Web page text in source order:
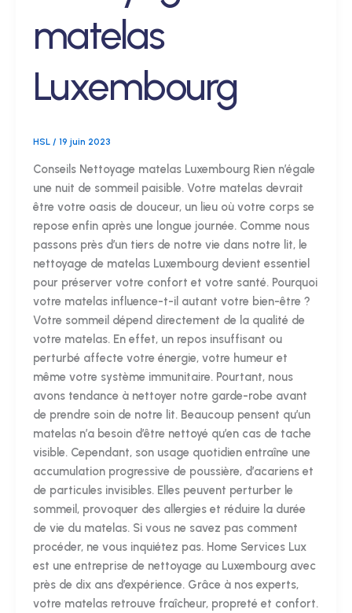
matelas
Luxembourg
HSL / 19 juin 2023
Conseils Nettoyage matelas Luxembourg Rien n’égale
une nuit de sommeil paisible. Votre matelas devrait
être votre oasis de douceur, un lieu où votre corps se
repose enfin après une longue journée. Comme nous
passons près d’un tiers de notre vie dans notre lit, le
nettoyage de matelas Luxembourg devient essentiel
pour préserver votre confort et votre santé. Pourquoi
votre matelas influence-t-il autant votre bien-être ?
Votre sommeil dépend directement de la qualité de
votre matelas. En effet, un repos insuffisant ou
perturbé affecte votre énergie, votre humeur et
même votre système immunitaire. Pourtant, nous
avons tendance à nettoyer notre garde-robe avant
de prendre soin de notre lit. Beaucoup pensent qu’un
matelas n’a besoin d’être nettoyé qu’en cas de tache
visible. Cependant, son usage quotidien entraîne une
accumulation progressive de poussière, d’acariens et
de particules invisibles. Elles peuvent perturber le
sommeil, provoquer des allergies et réduire la durée
de vie du matelas. Si vous ne savez pas comment
procéder, ne vous inquiétez pas. Home Services Lux
est une entreprise de nettoyage au Luxembourg avec
près de dix ans d’expérience. Grâce à nos experts,
votre matelas retrouve fraîcheur, propreté et confort.